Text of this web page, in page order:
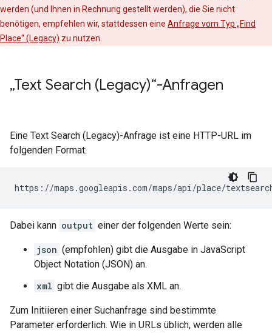
werden (und Ihnen in Rechnung gestellt werden), die Sie nicht
benötigen, empfehlen wir, stattdessen eine Anfrage vom Typ „Find
Place“ (Legacy) zu nutzen.
„Text Search (Legacy)“-Anfragen
Eine Text Search (Legacy)-Anfrage ist eine HTTP-URL im
folgenden Format:
https://maps.googleapis.com/maps/api/place/
Dabei kann output einer der folgenden Werte sein:
json (empfohlen) gibt die Ausgabe in JavaScript
Object Notation (JSON) an.
xml gibt die Ausgabe als XML an.
Zum Initiieren einer Suchanfrage sind bestimmte
Parameter erforderlich. Wie in URLs üblich, werden alle